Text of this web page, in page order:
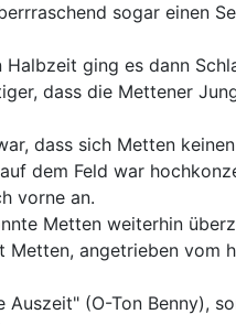
sogar einen
Halbzeit ging es dann
dass die Mettener
dass sich Metten
dem Feld war
vorne an.
Metten weiterhin
Metten, angetrieben vom
Auszeit" (O-Ton Benny),